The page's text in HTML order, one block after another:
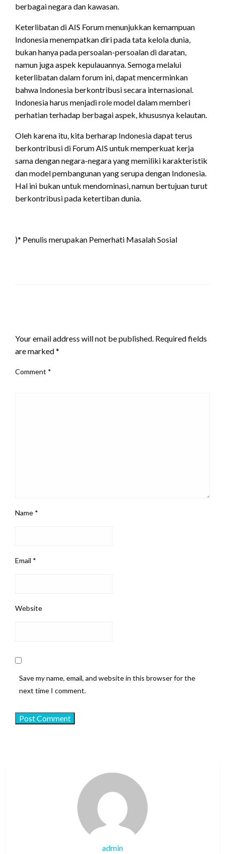
berbagai negara dan kawasan.
Keterlibatan di AIS Forum menunjukkan kemampuan
Indonesia menempatkan diri pada tata kelola dunia,
bukan hanya pada persoalan-persoalan di daratan,
namun juga aspek kepulauannya. Semoga melalui
keterlibatan dalam forum ini, dapat mencerminkan
bahwa Indonesia berkontribusi secara internasional.
Indonesia harus menjadi role model dalam memberi
perhatian terhadap berbagai aspek, khususnya kelautan.
Oleh karena itu, kita berharap Indonesia dapat terus
berkontribusi di Forum AIS untuk memperkuat kerja
sama dengan negara-negara yang memiliki karakteristik
dan model pembangunan yang serupa dengan Indonesia.
Hal ini bukan untuk mendominasi, namun bertujuan turut
berkontribusi pada ketertiban dunia.
)* Penulis merupakan Pemerhati Masalah Sosial
Your email address will not be published. Required fields
are marked*
Comment *
Name *
Email *
Website
Save my name, email, and website in this browser for the
next time I comment.
admin